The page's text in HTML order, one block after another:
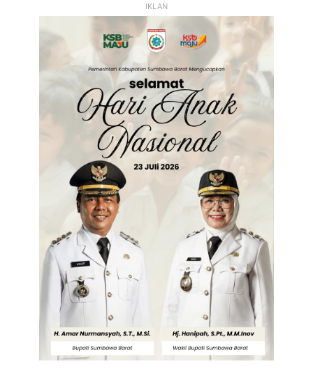
IKLAN